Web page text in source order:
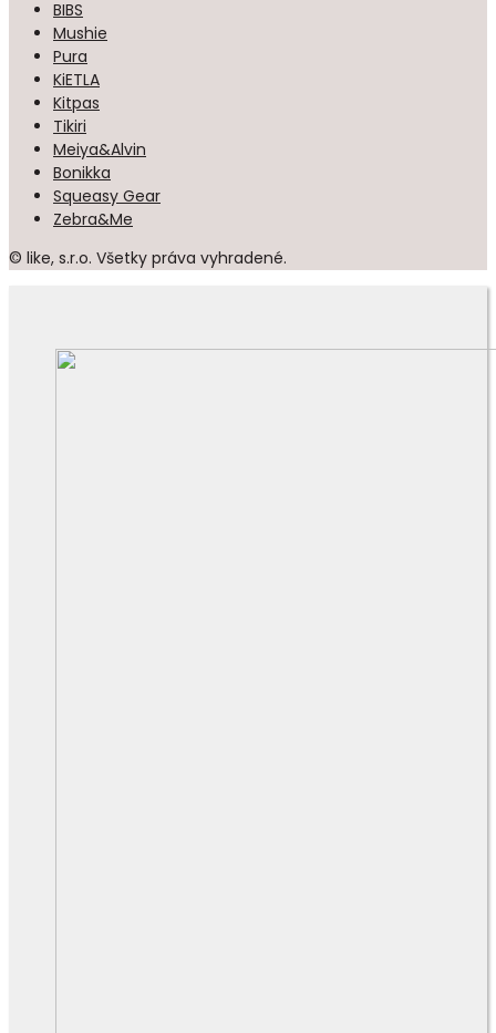
BIBS
Mushie
Pura
KiETLA
Kitpas
Tikiri
Meiya&Alvin
Bonikka
Squeasy Gear
Zebra&Me
© like, s.r.o. Všetky práva vyhradené.